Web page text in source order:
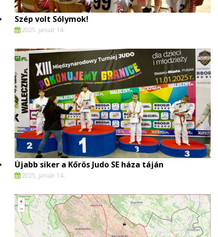
Szép volt Sólymok!
2025. január 14.
Újabb siker a Kőrös Judo SE háza táján
2025. január 14.